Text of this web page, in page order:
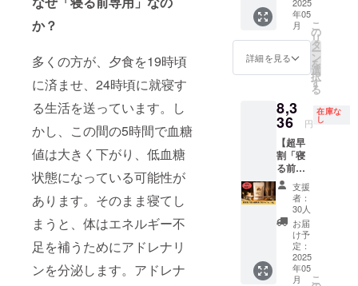
か？
多くの方が、夕食を19時頃
に済ませ、24時頃に就寝す
る生活を送っています。し
かし、この間の5時間で血糖
値は大きく下がり、低血糖
状態になっている可能性が
あります。そのまま寝てし
まうと、体はエネルギー不
足を補うためにアドレナリ
ンを分泌します。アドレナ
く場合
があり
ます。
お断り
させて
金はさ
せてい
ただき
ます。
※掲載期
間は
2025年
5月から
1年間で
す。
LINEで
のダイ
エット
に関す
るご相
回の所
要時間
は60分
です。
※こちら
のコー
スには
寝る前
専用プ
ロテイ
ン１キ
ロ×１個
が含ま
れてお
用プロ
テイン
の代理
店にな
れる権
利で
す。 寝
用プロ
テイン
を
1kg×10
袋を
25％オ
フの価
格でお
送りさ
せてい
ただき
ます。
限定１
０名
年05
月
詳細を見る
こ
の
リ
タ
ー
ン
を
選
択
す
る
8,3
36 円
在庫な
し
【超早
割「寝
る前専
用プロ
テイ
ン」
1kg】
「寝る
前専用
プロテ
イン」
を1kgお
支援
者：
30人
お届
け予
定：
2025
年05
月
こ